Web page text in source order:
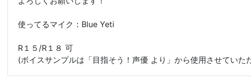
使ってるマイク：Blue Yeti
R１５/R１８ 可
(ボイスサンプルは「目指そう！声優 より」から使用させていた